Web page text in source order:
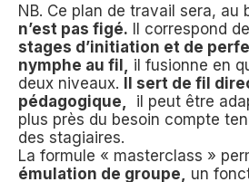
NB. Ce plan de travail sera, au
n’est pas figé. Il correspond
stages d’initiation et de
nymphe au fil,
il fusionne en
deux niveaux. Il sert de fil
pédagogique,
il peut être
plus près du besoin compte
des stagiaires.
La formule « masterclass »
émulation de groupe,
un